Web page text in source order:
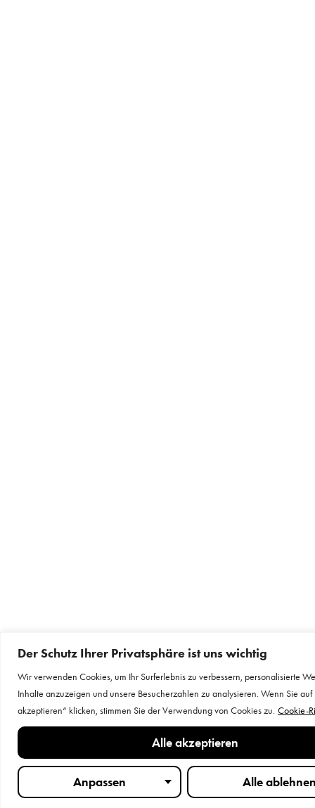
Der Schutz Ihrer Privatsphäre ist uns wichtig
Wir verwenden Cookies, um Ihr Surferlebnis zu verbessern, personalisierte
Inhalte anzuzeigen und unsere Besucherzahlen zu analysieren. Wenn Sie auf
akzeptieren“ klicken, stimmen Sie der Verwendung von Cookies zu. Cookie-
Anpassen Alle
Alle akzeptieren